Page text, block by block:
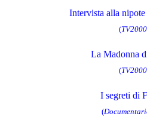
Intervista alla
(TV2000
La Madonna
(TV2000
I segreti di
(